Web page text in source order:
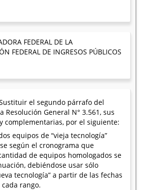
FEDERAL DE LA
FEDERAL DE INGRESOS PÚBLICOS
Sustituir el segundo párrafo del
Resolución General N° 3.561, sus
complementarias, por el siguiente:
equipos de “vieja tecnología”
según el cronograma que
de equipos homologados se
debiéndose usar sólo
tecnología” a partir de las fechas
rango.